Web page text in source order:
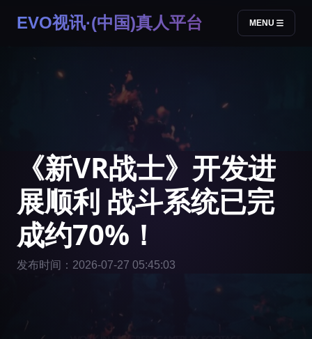
EVO视讯·(中国)真人平台 MENU
《新VR战士》开发进
展顺利 战斗系统已完
成约70%！
发布时间：2026-07-27 05:45:03